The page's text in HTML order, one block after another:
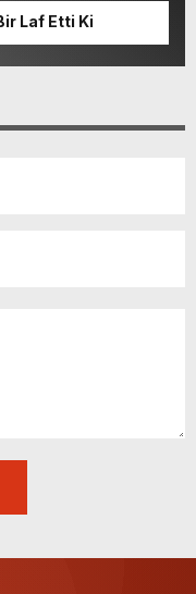
Laf Etti Ki